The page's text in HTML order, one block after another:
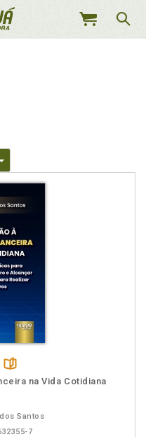
MEU
Toggle Dropdown
páginasna Vida Cotidiana
Santos
7